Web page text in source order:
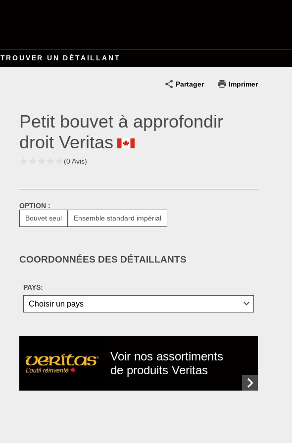
TROUVER UN DÉTAILLANT
Partager Imprimer
Petit bouvet à approfondir
droit Veritas
(0 Avis)
OPTION :
Bouvet seul
Ensemble standard impérial
COORDONNÉES DES DÉTAILLANTS
PAYS:
Voir nos assortiments
de produits Veritas